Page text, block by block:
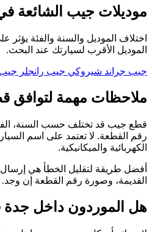
موديلات جيب الشائعة
اختلاف الموديل والسنة والفئة يؤثر
الموديل الأقرب لسيارتك عند البحث.
جيب جراند شيروكي جيب رانجلر
ملاحظات مهمة لتوافق
قطع جيب قد تختلف حسب السنة،
رقم القطعة. لا تعتمد على اسم
الكهربائية والميكانيكية.
أفضل طريقة لتقليل الخطأ هي
القديمة، وصورة رقم القطعة إن وجد.
هل الموردون داخل